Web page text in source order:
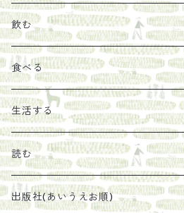
飲む
お茶
エキス
珈琲豆
太山寺珈琲焙煎室
食べる
ジャム
うめぼし
塩
生活する
エコラップ
石けん
読む
刊行から時間が経ったけれど、長く
出版社(あいうえお順)